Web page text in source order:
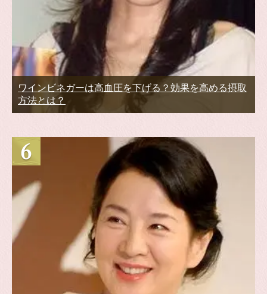
ワインビネガーは高血圧を下げる？効果を高める摂取
方法とは？